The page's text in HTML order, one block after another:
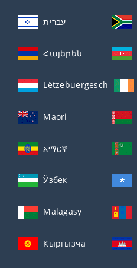
עברית
Հայերեն
Lëtzebuergesch
Maori
አማርኛ
Ўзбек
Malagasy
Кыргызча